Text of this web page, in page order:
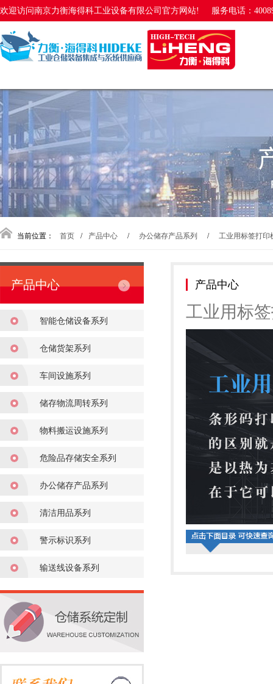
欢迎访问南京力衡海得科工业设备有限公司官方网站! 服务电话：
当前位置： 首页 / 产品中心 / 办公储存产品系列 / 工业用标签打印
产品中心
智能仓储设备系列
仓储货架系列
车间设施系列
储存物流周转系列
物料搬运设施系列
危险品存储安全系列
办公储存产品系列
清洁用品系列
警示标识系列
输送线设备系列
产品中心
工业用标